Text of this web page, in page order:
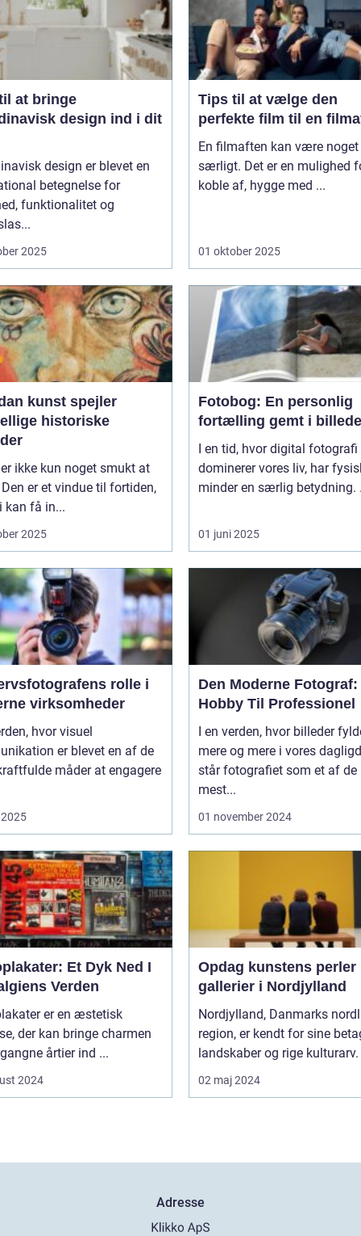
at bringe
design ind i dit
design er blevet en
betegnelse for
funktionalitet og
2025
Tips til at vælge den
perfekte film til en
En filmaften kan være
særligt. Det er en mulighed
koble af, hygge med ...
01 oktober 2025
kunst spejler
historiske
ikke kun noget smukt at
er et vindue til fortiden,
kan få in...
2025
Fotobog: En personlig
fortælling gemt i
I en tid, hvor digital fotografi
dominerer vores liv, har
minder en særlig betydning.
01 juni 2025
rolle i
virksomheder
hvor visuel
er blevet en af de
måder at engagere
Den Moderne Fotograf:
Hobby Til Professionel
I en verden, hvor billeder
mere og mere i vores
står fotografiet som et af de
mest...
01 november 2024
Et Dyk Ned I
Verden
er en æstetisk
der kan bringe charmen
årtier ind ...
2024
Opdag kunstens perler
gallerier i Nordjylland
Nordjylland, Danmarks
region, er kendt for sine
landskaber og rige kulturarv.
02 maj 2024
Adresse